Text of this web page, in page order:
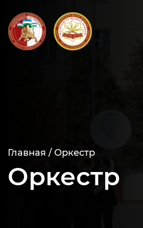
Главная / Оркестр
Оркестр